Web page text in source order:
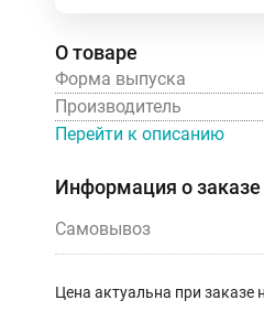
О товаре
Форма выпуска
Производитель
Перейти к описанию
Информация о заказе
Самовывоз
Цена актуальна при заказе